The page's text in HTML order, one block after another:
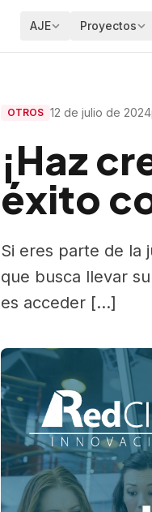
AJE Proyectos
Foro
Reto
OTROS 12 de julio de 2024
¡Haz
éxito
Si eres parte de la
que busca llevar
es acceder […]